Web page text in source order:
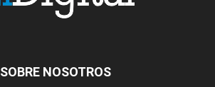
SOBRE NOSOTROS